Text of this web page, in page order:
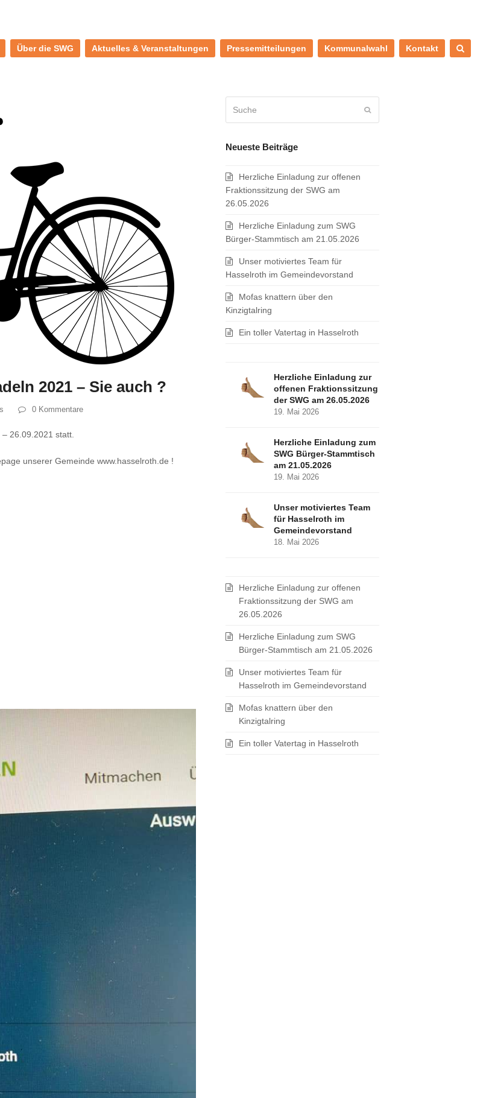
Über die SWG Aktuelles & Veranstaltungen Pressemitteilungen Kommunalwahl Kontakt
2021 – Sie auch ?
0 Kommentare
26.09.2021 statt.
unserer Gemeinde www.hasselroth.de !
Neueste Beiträge
Herzliche Einladung zur offenen
Fraktionssitzung der SWG am
26.05.2026
Herzliche Einladung zum SWG
Bürger-Stammtisch am 21.05.2026
Unser motiviertes Team für
Hasselroth im Gemeindevorstand
Mofas knattern über den
Kinzigtalring
Ein toller Vatertag in Hasselroth
Herzliche Einladung zur
offenen Fraktionssitzung
der SWG am 26.05.2026
19. Mai 2026
Herzliche Einladung zum
SWG Bürger-Stammtisch
am 21.05.2026
19. Mai 2026
Unser motiviertes Team
für Hasselroth im
Gemeindevorstand
18. Mai 2026
Herzliche Einladung zur offenen
Fraktionssitzung der SWG am
26.05.2026
Herzliche Einladung zum SWG
Bürger-Stammtisch am 21.05.2026
Unser motiviertes Team für
Hasselroth im Gemeindevorstand
Mofas knattern über den
Kinzigtalring
Ein toller Vatertag in Hasselroth